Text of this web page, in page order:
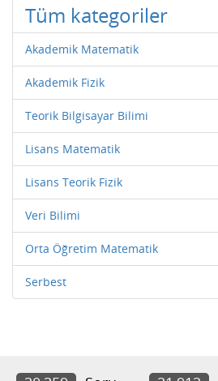
Tüm kategoriler
Akademik Matematik
Akademik Fizik
Teorik Bilgisayar Bilimi
Lisans Matematik
Lisans Teorik Fizik
Veri Bilimi
Orta Öğretim Matematik
Serbest